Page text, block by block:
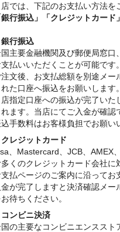
では、下記のお支払い方法を
行振込」
「クレジットカー
行振込
主要金融機関及び郵便局窓
払いいただくことが可能です。
文後、お支払総額を別途メ
た口座へ振込をお願いします。
指定口座への振込が完了い
ます。当店にてご入金が確認
手数料はお客様負担でお願い
レジットカード
、Mastercard、JCB、AMEX
くのクレジットカード会社に
払ページのご案内に沿ってお
が完了しますと決済確認メ
待ちください。
ンビニ決済
の主要なコンビニエンスス